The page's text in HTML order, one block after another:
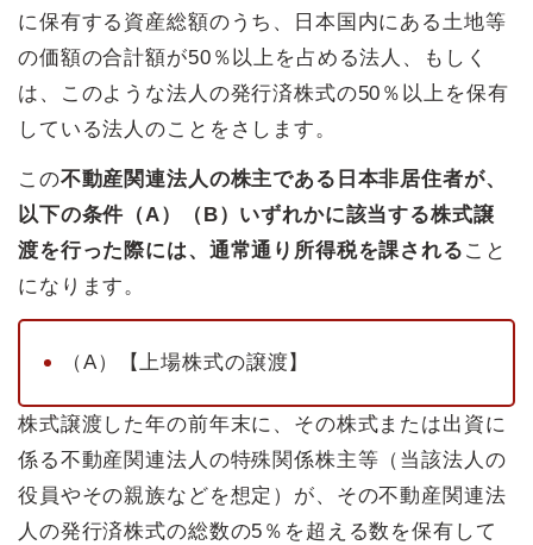
に保有する資産総額のうち、日本国内にある土地等
の価額の合計額が50％以上を占める法人、もしく
は、このような法人の発行済株式の50％以上を保有
している法人のことをさします。
この不動産関連法人の株主である日本非居住者が、
以下の条件（A）（B）いずれかに該当する株式譲
渡を行った際には、通常通り所得税を課される こと
になります。
（A）【上場株式の譲渡】
株式譲渡した年の前年末に、その株式または出資に
係る不動産関連法人の特殊関係株主等（当該法人の
役員やその親族などを想定）が、その不動産関連法
人の発行済株式の総数の5％を超える数を保有して